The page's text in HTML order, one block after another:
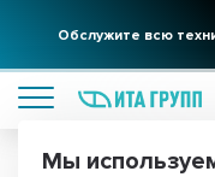
Обслужите всю
Мы